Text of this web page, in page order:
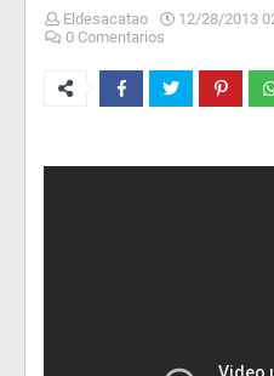
Eldesacatao 12/28/2013
0 Comentarios